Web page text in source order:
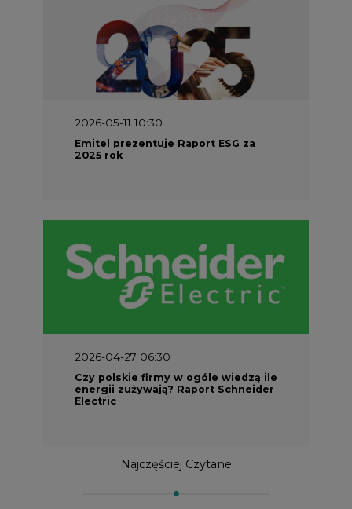
2026-05-11 10:30
Emitel prezentuje Raport ESG za
2025 rok
2026-04-27 06:30
Czy polskie firmy w ogóle wiedzą ile
energii zużywają? Raport Schneider
Electric
Najczęściej Czytane